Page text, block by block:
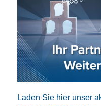
Laden Sie hier unser